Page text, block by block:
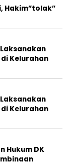
Hakim”tolak”
Kelurahan
Kelurahan
Hukum DK